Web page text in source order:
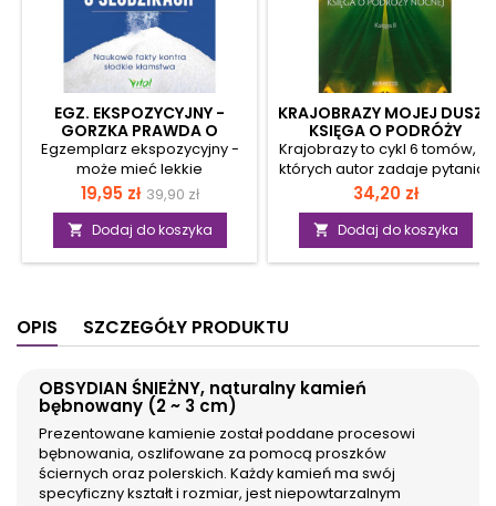
EGZ. EKSPOZYCYJNY -
GORZKA PRAWDA O
SŁODZIKACH. NAUKOWE
FAKTY KONTRA SŁODKIE
KŁAMSTWA.
Egzemplarz ekspozycyjny -
może mieć lekkie
uszkodzenia (np.
zarysowanie, otarcie okładki,
zagięty róg, ślad po cenie),
ale merytorycznie jest
pełnowartościowy. Są lepsze
słodzące, ale wszystkie
mogą wywrzeć negatywny
więcej, cukier często jest
lepszą opcją niż jakiekolwiek
niskokaloryczne jego
zamienniki. Dzięki tej
publikacji uświadomisz sobie,
że jeśli będziesz zjadał tyle
Cena
19,95 zł Cena
podstawowa
39,90 zł
 Dodaj do koszyka
KRAJOBRAZY MOJEJ DUSZY
KSIĘGA O PODRÓŻY
NOCNEJ KSIĘGA 2
Krajobrazy to cykl 6 tomów, w
których autor zadaje pytania i
stara się dać odpowiedź na
fundametalne
psychologiczno-filozoficzne
zagadnienia metafizyczne,
epistemologiczne i
ludziom znane i nieznane,
dowiedzieć o sobie samych,
pograniczach i peryferiach
ludzkiej świadomości. Co leży
w zakresie naszego
poznania, a co być może na
Cena
34,20 zł
 Dodaj do koszyka
OPIS SZCZEGÓŁY PRODUKTU
OBSYDIAN ŚNIEŻNY, naturalny kamień
bębnowany (2 ~ 3 cm)
Prezentowane kamienie został poddane procesowi
bębnowania, oszlifowane za pomocą proszków
ściernych oraz polerskich. Każdy kamień ma swój
specyficzny kształt i rozmiar, jest niepowtarzalnym